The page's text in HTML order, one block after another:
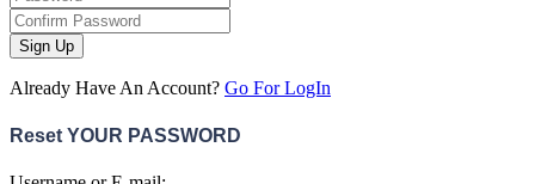
Sign Up
Already Have An Account? Go For LogIn
Reset YOUR PASSWORD